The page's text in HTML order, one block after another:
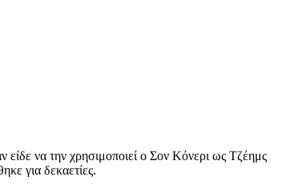
είδε να την χρησιμοποιεί ο Σον Κόνερι ως Τζέημς
για δεκαετίες.